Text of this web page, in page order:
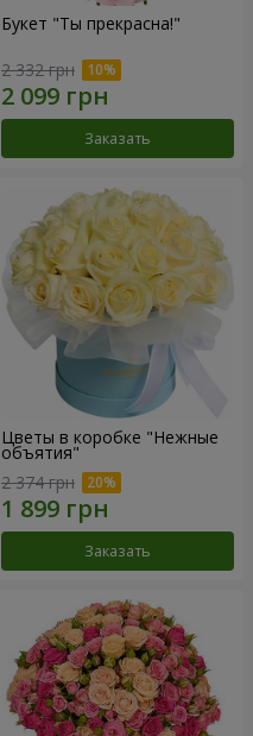
Букет "Ты прекрасна!"
2 332 грн
Заказать
Цветы в коробке "Нежные
объятия"
2 374 грн
Заказать